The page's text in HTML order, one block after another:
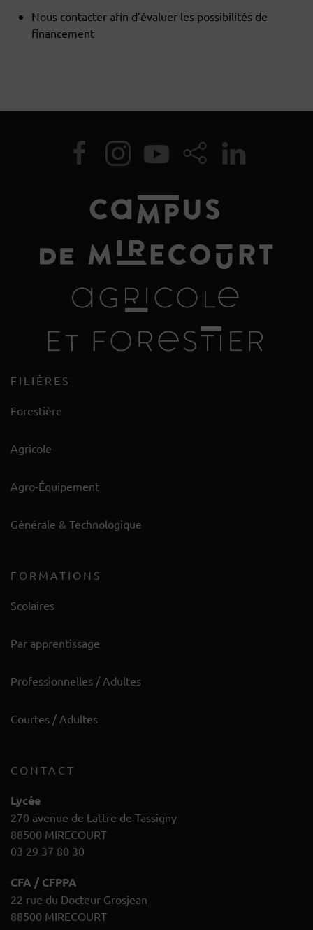
Nous contacter afin d’évaluer les possibilités de
financement
FILIÈRES
Forestière
Agricole
Agro-Équipement
Générale & Technologique
FORMATIONS
Scolaires
Par apprentissage
Professionnelles / Adultes
Courtes / Adultes
CONTACT
Lycée
270 avenue de Lattre de Tassigny
88500 MIRECOURT
03 29 37 80 30
CFA / CFPPA
22 rue du Docteur Grosjean
88500 MIRECOURT